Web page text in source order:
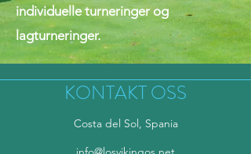
individuelle turneringer og
lagturneringer.
KONTAKT OSS
Costa del Sol, Spania